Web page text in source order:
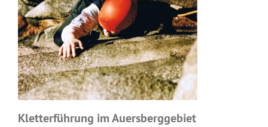
Kletterführung im Auersberggebiet